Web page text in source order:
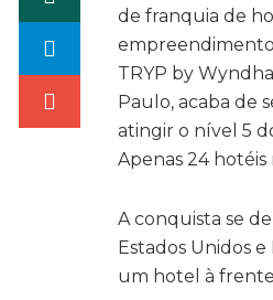
de franquia de
TRYP by
Paulo, acaba de
atingir o nível 5
Apenas 24
A conquista se
Estados Unidos
um hotel à